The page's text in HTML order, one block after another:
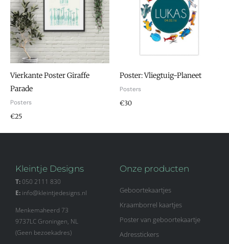
Vierkante Poster Giraffe
Parade
Posters
€25
Poster: Vliegtuig-Planeet
Posters
€30
Kleintje Designs
T:050 2111 830
E: info@kleintjedesigns.nl
Menkemaheerd 73
9737LC Groningen, NL
(Geen bezoekadres)
Onze producten
Geboortekaartjes
Kraamborrel kaartjes
Poster van geboortekaartje
Adresstickers